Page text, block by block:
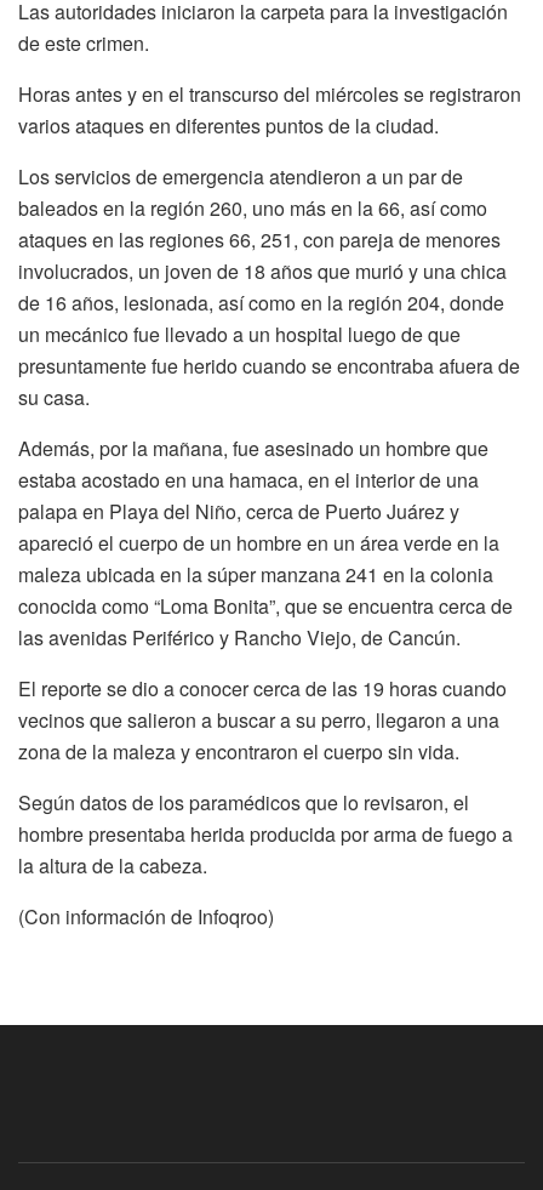
Las autoridades iniciaron la carpeta para la investigación
de este crimen.
Horas antes y en el transcurso del miércoles se registraron
varios ataques en diferentes puntos de la ciudad.
Los servicios de emergencia atendieron a un par de
baleados en la región 260, uno más en la 66, así como
ataques en las regiones 66, 251, con pareja de menores
involucrados, un joven de 18 años que murió y una chica
de 16 años, lesionada, así como en la región 204, donde
un mecánico fue llevado a un hospital luego de que
presuntamente fue herido cuando se encontraba afuera de
su casa.
Además, por la mañana, fue asesinado un hombre que
estaba acostado en una hamaca, en el interior de una
palapa en Playa del Niño, cerca de Puerto Juárez y
apareció el cuerpo de un hombre en un área verde en la
maleza ubicada en la súper manzana 241 en la colonia
conocida como “Loma Bonita”, que se encuentra cerca de
las avenidas Periférico y Rancho Viejo, de Cancún.
El reporte se dio a conocer cerca de las 19 horas cuando
vecinos que salieron a buscar a su perro, llegaron a una
zona de la maleza y encontraron el cuerpo sin vida.
Según datos de los paramédicos que lo revisaron, el
hombre presentaba herida producida por arma de fuego a
la altura de la cabeza.
(Con información de Infoqroo)